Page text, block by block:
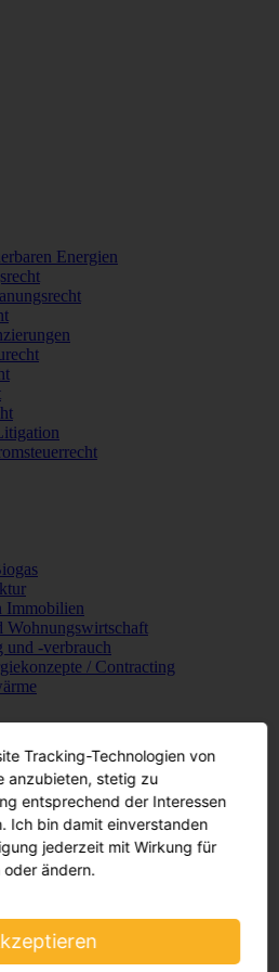
Energien
Immobilien
Wohnungswirtschaft
und -verbrauch
/ Contracting
Tracking-Technologien von
anzubieten, stetig zu
entsprechend der Interessen
Ich bin damit einverstanden
jederzeit mit Wirkung für
ändern.